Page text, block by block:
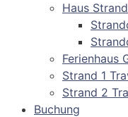
Haus
Ferienhaus
Strand 1
Strand 2
Buchung